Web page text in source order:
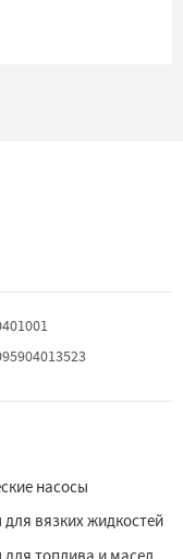
насосы
вязких жидкостей